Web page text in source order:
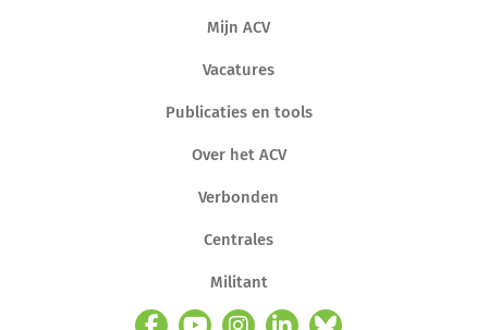
Mijn ACV
Vacatures
Publicaties en tools
Over het ACV
Verbonden
Centrales
Militant